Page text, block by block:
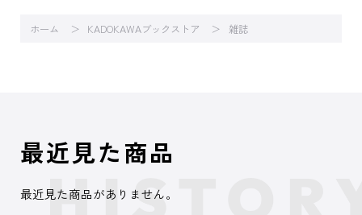
ホーム KADOKAWAブックストア 雑誌
最近見た商品
最近見た商品がありません。